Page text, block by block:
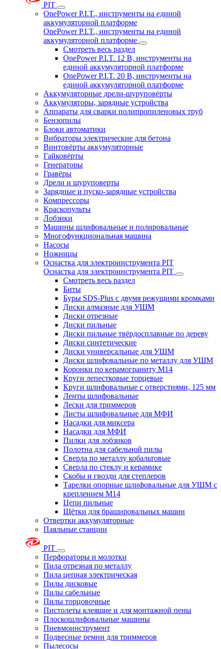
PIT
OnePower P.I.T., инструменты на единой
аккумуляторной платформе
OnePower P.I.T., инструменты на единой
аккумуляторной платформе
Смотреть весь раздел
OnePower P.I.T. 12 В, инструменты на
единой аккумуляторной платформе
OnePower P.I.T. 20 В, инструменты на
единой аккумуляторной платформе
Аккумуляторные дрели-шуруповёрты
Аккумуляторы, зарядные устройства
Аппараты для сварки полипропиленовых труб
Бензопилы
Блоки автоматики
Вибраторы электрические для бетона
Винтовёрты аккумуляторные
Гайковёрты
Генераторы
Гравёры
Дрели и шуруповерты
Зарядные и пуско-зарядные устройства
Компрессоры
Краскопульты
Лобзики
Машины шлифовальные и полировальные
Многофункциональная машина
Насосы
Ножницы
Оснастка для электроинструмента PIT
Оснастка для электроинструмента PIT
Смотреть весь раздел
Биты
Буры SDS-Plus c двумя режущими кромками
Диски алмазные для УШМ
Диски отрезные
Диски пильные
Диски пильные твёрдосплавные по дереву
Диски синтетические
Диски универсальные для УШМ
Диски шлифовальные по металлу для УШМ
Коронки по керамограниту M14
Круги лепестковые торцевые
Круги шлифовальные с отверстиями, 125 мм
Ленты шлифовальные
Лески для триммеров
Листы шлифовальные для МФИ
Насадки для миксера
Насадки для МФИ
Пилки для лобзиков
Полотна для сабельной пилы
Сверла по металлу кобальтовые
Сверла по стеклу и керамике
Скобы и гвозди для степлеров
Тарелки опорные шлифовальные для УШМ с
креплением М14
Цепи пильные
Щётки для брашировальных машин
Отвертки аккумуляторные
Паяльные станции
PIT
Перфораторы и молотки
Пила отрезная по металлу
Пила цепная электрическая
Пилы дисковые
Пилы сабельные
Пилы торцовочные
Пистолеты клеящие и для монтажной пены
Плоскошлифовальные машины
Пневмоинструмент
Подвесные ремни для триммеров
Пылесосы